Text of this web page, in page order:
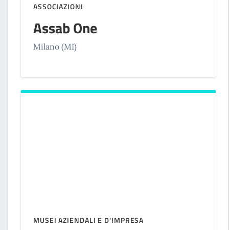
ASSOCIAZIONI
Assab One
Milano (MI)
MUSEI AZIENDALI E D'IMPRESA